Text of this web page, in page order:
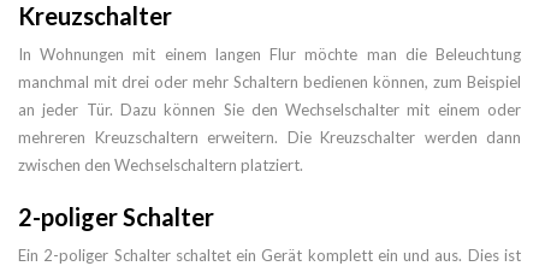
Kreuzschalter
In Wohnungen mit einem langen Flur möchte man die Beleuchtung
manchmal mit drei oder mehr Schaltern bedienen können, zum Beispiel
an jeder Tür. Dazu können Sie den Wechselschalter mit einem oder
mehreren Kreuzschaltern erweitern. Die Kreuzschalter werden dann
zwischen den Wechselschaltern platziert.
2-poliger Schalter
Ein 2-poliger Schalter schaltet ein Gerät komplett ein und aus. Dies ist